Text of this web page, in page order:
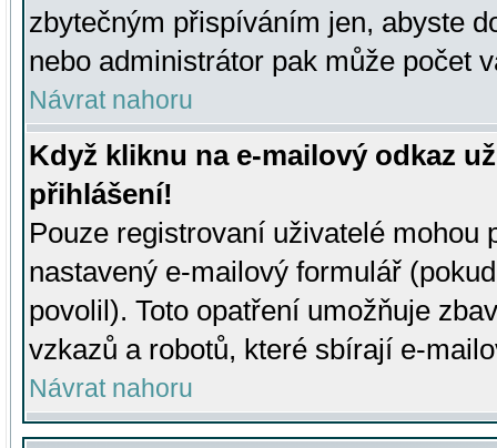
zbytečným přispíváním jen, abyste
nebo administrátor pak může počet
Návrat nahoru
Když kliknu na e-mailový odkaz
přihlášení!
Pouze registrovaní uživatelé mohou
nastavený e-mailový formulář
povolil). Toto opatření umožňuje
vzkazů a robotů, které sbírají e-
Návrat nahoru